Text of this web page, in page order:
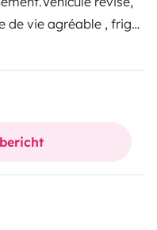
de vie agréable , frigo